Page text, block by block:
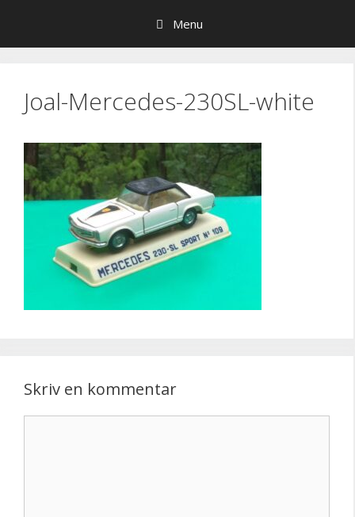
indhold
Menu
Joal-Mercedes-230SL-white
Skriv en kommentar